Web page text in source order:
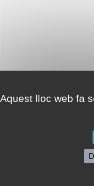
Aquest lloc web fa